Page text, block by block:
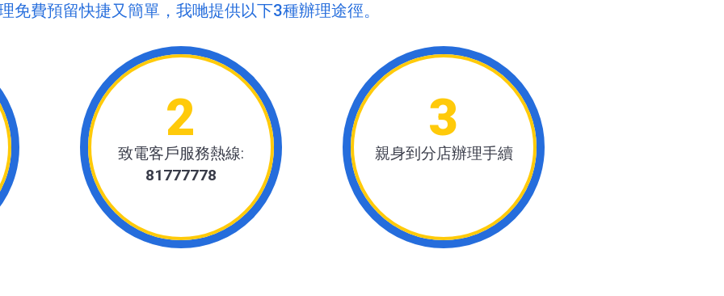
免費預留快捷又簡單，我哋提供以下3種辦理途徑。
2
致電客戶服務熱線:
81777778
3
親身到分店辦理手續